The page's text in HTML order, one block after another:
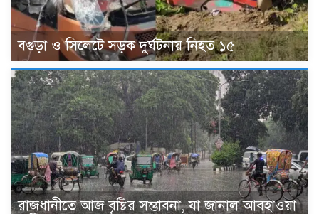
বগুড়া ও সিলেটে সড়ক দুর্ঘটনায় নিহত ১৫
রাজধানীতে আজ বৃষ্টির সম্ভাবনা, যা জানাল আবহাওয়া